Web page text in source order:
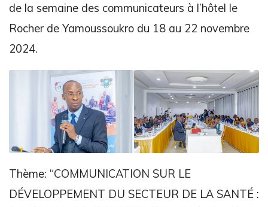
de la semaine des communicateurs à l’hôtel le
Rocher de Yamoussoukro du 18 au 22 novembre
2024.
Thème: “COMMUNICATION SUR LE
DÉVELOPPEMENT DU SECTEUR DE LA SANTÉ :